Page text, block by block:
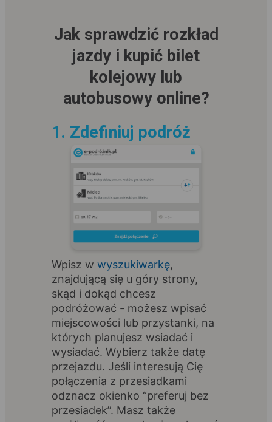
Jak sprawdzić rozkład
jazdy i kupić bilet
kolejowy lub
autobusowy online?
1. Zdefiniuj podróż
Wpisz w wyszukiwarkę,
znajdującą się u góry strony,
skąd i dokąd chcesz
podróżować - możesz wpisać
miejscowości lub przystanki, na
których planujesz wsiadać i
wysiadać. Wybierz także datę
przejazdu. Jeśli interesują Cię
połączenia z przesiadkami
odznacz okienko “preferuj bez
przesiadek”. Masz także